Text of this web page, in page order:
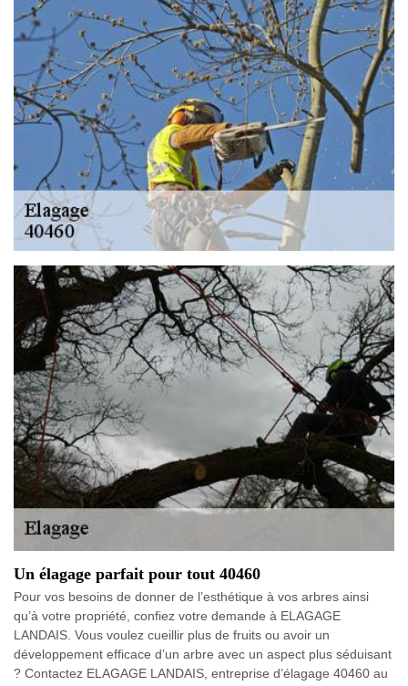
Un élagage parfait pour tout 40460
Pour vos besoins de donner de l’esthétique à vos arbres ainsi
qu’à votre propriété, confiez votre demande à ELAGAGE
LANDAIS. Vous voulez cueillir plus de fruits ou avoir un
développement efficace d’un arbre avec un aspect plus séduisant
? Contactez ELAGAGE LANDAIS, entreprise d’élagage 40460 au